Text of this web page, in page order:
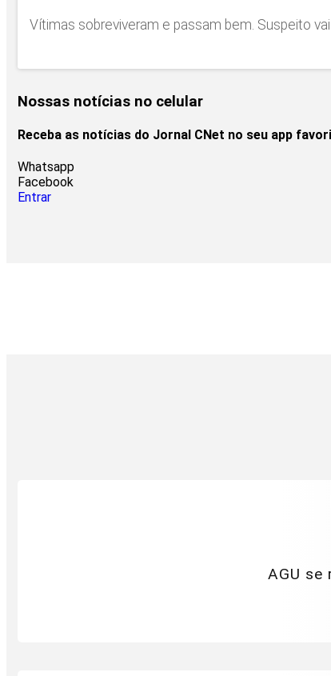
Vítimas sobreviveram e passam bem. Suspeito
Nossas notícias no celular
Receba as notícias do Jornal CNet no seu app
Whatsapp
Facebook
Entrar
AGU